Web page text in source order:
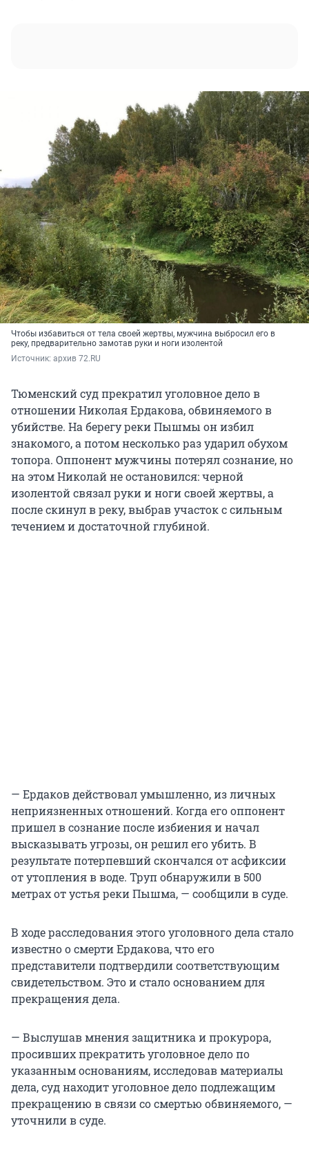
Чтобы избавиться от тела своей жертвы, мужчина выбросил его в
реку, предварительно замотав руки и ноги изолентой
Источник: архив 72.RU
Тюменский суд прекратил уголовное дело в
отношении Николая Ердакова, обвиняемого в
убийстве. На берегу реки Пышмы он избил
знакомого, а потом несколько раз ударил обухом
топора. Оппонент мужчины потерял сознание, но
на этом Николай не остановился: черной
изолентой связал руки и ноги своей жертвы, а
после скинул в реку, выбрав участок с сильным
течением и достаточной глубиной.
— Ердаков действовал умышленно, из личных
неприязненных отношений. Когда его оппонент
пришел в сознание после избиения и начал
высказывать угрозы, он решил его убить. В
результате потерпевший скончался от асфиксии
от утопления в воде. Труп обнаружили в 500
метрах от устья реки Пышма, — сообщили в суде.
В ходе расследования этого уголовного дела стало
известно о смерти Ердакова, что его
представители подтвердили соответствующим
свидетельством. Это и стало основанием для
прекращения дела.
— Выслушав мнения защитника и прокурора,
просивших прекратить уголовное дело по
указанным основаниям, исследовав материалы
дела, суд находит уголовное дело подлежащим
прекращению в связи со смертью обвиняемого, —
уточнили в суде.